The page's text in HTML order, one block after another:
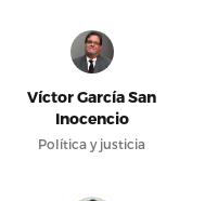
Víctor García San
Inocencio
Política y justicia